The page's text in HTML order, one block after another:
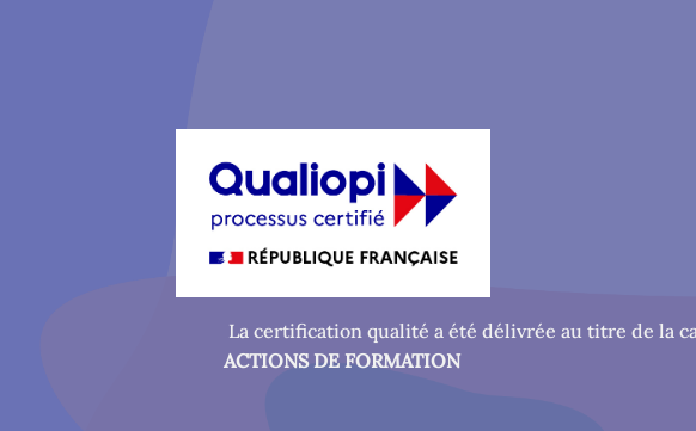
La certification qualité a été délivrée au titre de la
ACTIONS DE FORMATION